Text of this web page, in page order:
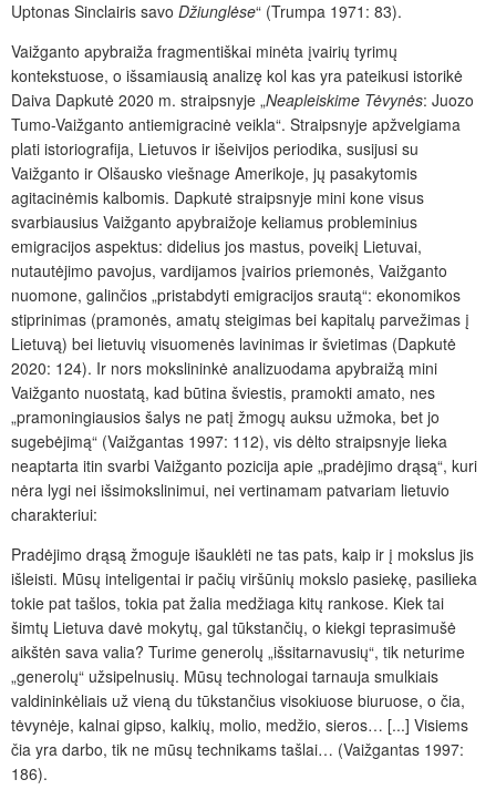
Uptonas Sinclairis savo Džiunglėse“ (Trumpa 1971: 83).
Vaižganto apybraiža fragmentiškai minėta įvairių tyrimų
kontekstuose, o išsamiausią analizę kol kas yra pateikusi istorikė
Daiva Dapkutė 2020 m. straipsnyje „Neapleiskime Tėvynės: Juozo
Tumo-Vaižganto antiemigracinė veik­la“. Straipsnyje apžvelgiama
plati istoriografija, Lietuvos ir išeivijos periodika, susijusi su
Vaižganto ir Olšausko viešnage Amerikoje, jų pasakytomis
agitacinėmis kalbomis. Dapkutė straipsnyje mini kone visus
svarbiausius Vaižganto apybraižoje keliamus probleminius
emigracijos aspektus: didelius jos mastus, poveikį Lietuvai,
nutautėjimo pavojus, vardijamos įvairios priemonės, Vaižganto
nuomone, galinčios „pristabdyti emigracijos srautą“: ekonomikos
stiprinimas (pramonės, amatų steigimas bei kapitalų parvežimas į
Lietuvą) bei lietuvių visuomenės lavinimas ir švietimas (Dapkutė
2020: 124). Ir nors mokslininkė analizuodama apybraižą mini
Vaižganto nuostatą, kad būtina šviestis, pramokti amato, nes
„pramoningiausios šalys ne patį žmogų auksu užmoka, bet jo
sugebėjimą“ (Vaižgantas 1997: 112), vis dėlto straipsnyje lieka
neaptarta itin svarbi Vaižganto pozicija apie „pradėjimo drąsą“, kuri
nėra lygi nei išsimokslinimui, nei vertinamam patvariam lietuvio
charakteriui:
Pradėjimo drąsą žmoguje išauklėti ne tas pats, kaip ir į mokslus jis
išleisti. Mūsų inteligentai ir pačių viršūnių mokslo pasiekę, pasilieka
tokie pat tašlos, tokia pat žalia medžiaga kitų rankose. Kiek tai
šimtų Lietuva davė mokytų, gal tūkstančių, o kiekgi teprasimušė
aikštėn sava valia? Turime generolų „išsitarnavusių“, tik neturime
„generolų“ užsipelnusių. Mūsų technologai tarnauja smulkiais
valdininkėliais už vieną du tūkstančius visokiuose biuruose, o čia,
tėvynėje, kalnai gipso, kalkių, molio, medžio, sieros… [...] Visiems
čia yra darbo, tik ne mūsų technikams tašlai… (Vaižgantas 1997:
186).